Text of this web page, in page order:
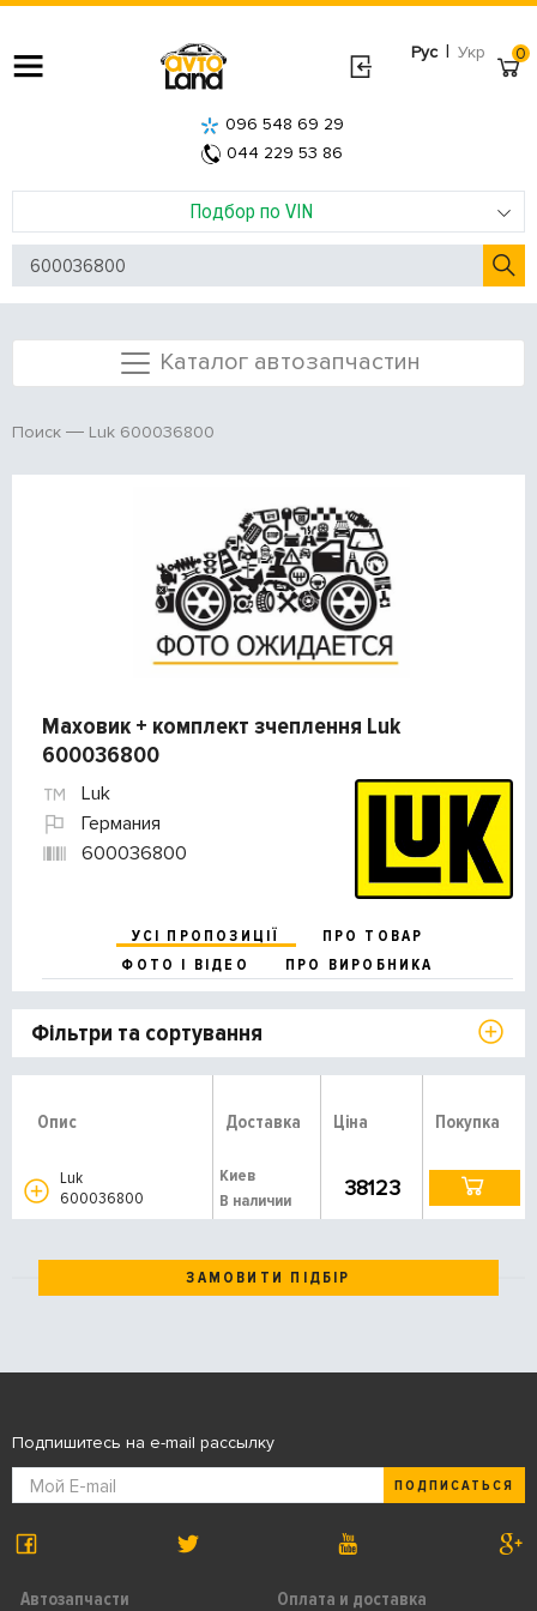
Рус | Укр
Подбор по VIN
096 548 69 29
044 229 53 86
0
Каталог автозапчастин
Поиск Luk 600036800
Маховик + комплект зчеплення Luk
600036800
Luk
Германия
600036800
УСІ ПРОПОЗИЦІЇ
ПРО ТОВАР
ФОТО І ВІДЕО
ПРО ВИРОБНИКА
Фільтри та сортування
Опис Доставка Ціна Покупка
Luk
600036800
Киев
В наличии
38123
ЗАМОВИТИ ПІДБІР
Автозапчасти Оплата и доставка
Подпишитесь на e-mail рассылку
ПОДПИСАТЬСЯ